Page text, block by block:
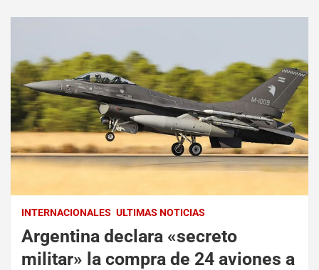
INTERNACIONALES ULTIMAS NOTICIAS
Argentina declara «secreto
militar» la compra de 24 aviones a